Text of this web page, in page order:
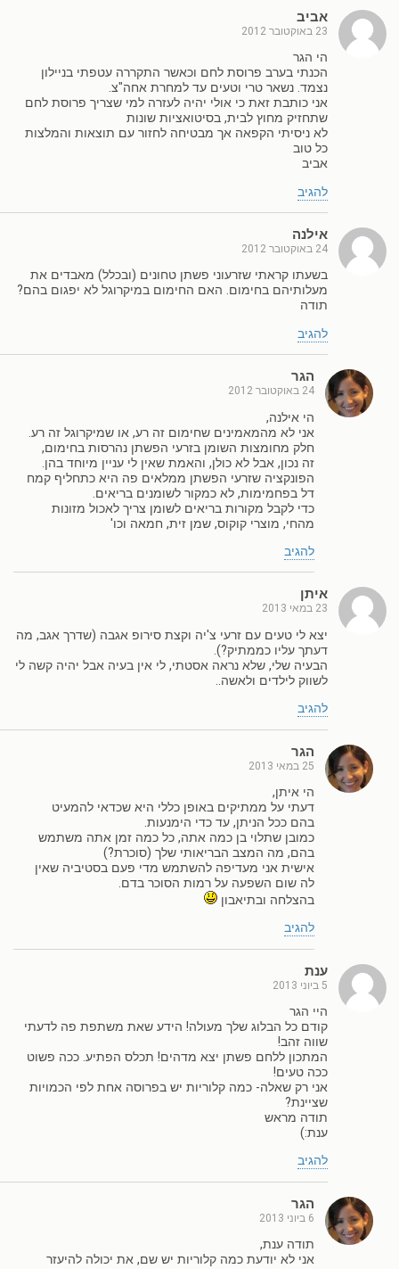
אביב
23 באוקטובר 2012
הי הגר
הכנתי בערב פרוסת לחם וכאשר התקררה עטפתי בניילון
נצמד. נשאר טרי וטעים עד למחרת אחה"צ.
אני כותבת זאת כי אולי יהיה לעזרה למי שצריך פרוסת לחם
שתחזיק מחוץ לבית, בסיטואציות שונות
לא ניסיתי הקפאה אך מבטיחה לחזור עם תוצאות והמלצות
כל טוב
אביב
להגיב
אילנה
24 באוקטובר 2012
בשעתו קראתי שזרעוני פשתן טחונים (ובכלל) מאבדים את
מעלותיהם בחימום. האם החימום במיקרוגל לא יפגום בהם?
תודה
להגיב
הגר
24 באוקטובר 2012
הי אילנה,
אני לא מהמאמינים שחימום זה רע, או שמיקרוגל זה רע.
חלק מחומצות השומן בזרעי הפשתן נהרסות בחימום,
זה נכון, אבל לא כולן, והאמת שאין לי עניין מיוחד בהן.
הפונקציה שזרעי הפשתן ממלאים פה היא כתחליף קמח
דל בפחמימות, לא כמקור לשומנים בריאים.
כדי לקבל מקורות בריאים לשומן צריך לאכול מזונות
מהחי, מוצרי קוקוס, שמן זית, חמאה וכו'
להגיב
איתן
23 במאי 2013
יצא לי טעים עם זרעי צ'יה וקצת סירופ אגבה (שדרך אגב, מה
דעתך עליו כממתיק?).
הבעיה שלי, שלא נראה אסטתי, לי אין בעיה אבל יהיה קשה לי
לשווק לילדים ולאשה..
להגיב
הגר
25 במאי 2013
הי איתן,
דעתי על ממתיקים באופן כללי היא שכדאי להמעיט
בהם ככל הניתן, עד כדי הימנעות.
כמובן שתלוי בן כמה אתה, כל כמה זמן אתה משתמש
בהם, מה המצב הבריאותי שלך (סוכרת?)
אישית אני מעדיפה להשתמש מדי פעם בסטיביה שאין
לה שום השפעה על רמות הסוכר בדם.
בהצלחה ובתיאבון
להגיב
ענת
5 ביוני 2013
היי הגר
קודם כל הבלוג שלך מעולה! הידע שאת משתפת פה לדעתי
שווה זהב!
המתכון ללחם פשתן יצא מדהים! תכלס הפתיע. ככה פשוט
ככה טעים!
אני רק שאלה- כמה קלוריות יש בפרוסה אחת לפי הכמויות
שציינת?
תודה מראש
ענת:)
להגיב
הגר
6 ביוני 2013
תודה ענת,
אני לא יודעת כמה קלוריות יש שם, את יכולה להיעזר